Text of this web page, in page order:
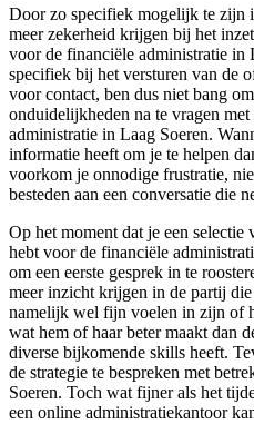
Door zo specifiek mogelijk te zijn
meer zekerheid krijgen bij het
voor de financiële administratie in
specifiek bij het versturen van de
voor contact, ben dus niet bang
onduidelijkheden na te vragen
administratie in Laag Soeren.
informatie heeft om je te helpen
voorkom je onnodige frustratie,
besteden aan een conversatie die
Op het moment dat je een selectie
hebt voor de financiële
om een eerste gesprek in te
meer inzicht krijgen in de partij
namelijk wel fijn voelen in zijn of
wat hem of haar beter maakt dan
diverse bijkomende skills heeft.
de strategie te bespreken met
Soeren. Toch wat fijner als het
een online administratiekantoor